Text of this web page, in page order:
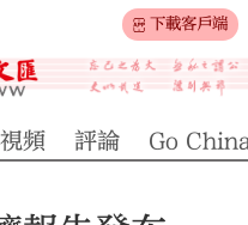
下載客戶端
視頻 評論 Go